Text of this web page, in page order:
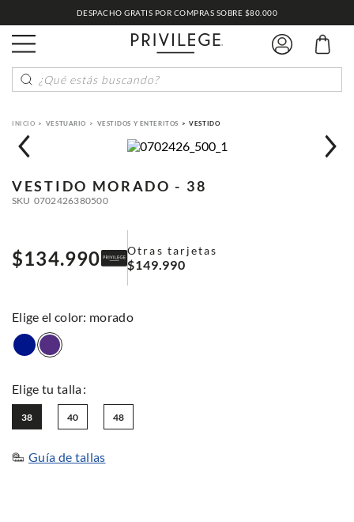
DESPACHO GRATIS POR COMPRAS SOBRE $80.000
¿Qué estás buscando?
VESTUARIO VESTIDOS Y ENTERITOS VESTIDO
VESTIDO MORADO - 38
SKU 0702426380500
$134.990 Otras tarjetas
$149.990
: morado
38 40 48
Guía de tallas